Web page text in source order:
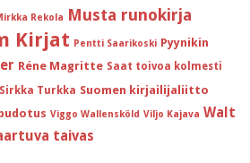
Rekola Musta runokirja
Kirjat Pentti Saarikoski Pyynikin
Réne Magritte Saat toivoa kolmesti
Sirkka Turkka Suomen kirjailijaliitto
Viggo Wallensköld Viljo Kajava Walt
taivas